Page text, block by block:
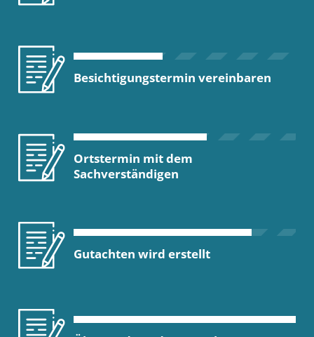
Besichtigungstermin vereinbaren
Ortstermin mit dem
Sachverständigen
Gutachten wird erstellt